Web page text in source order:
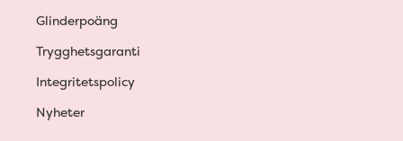
Glinderpoäng
Trygghetsgaranti
Integritetspolicy
Nyheter